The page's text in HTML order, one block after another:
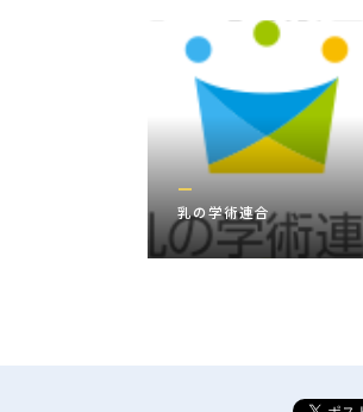
乳の学術連合